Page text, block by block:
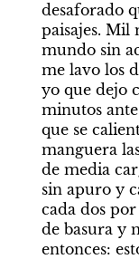
desaforado
paisajes. Mil
mundo sin
me lavo los
yo que dejo
minutos
que se
manguera
de media
sin apuro y
cada dos
de basura y
entonces: